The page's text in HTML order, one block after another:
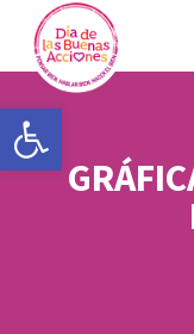
Open toolbar